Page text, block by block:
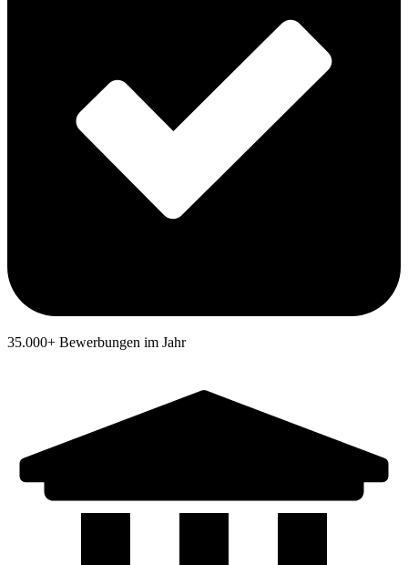
35.000+ Bewerbungen im Jahr